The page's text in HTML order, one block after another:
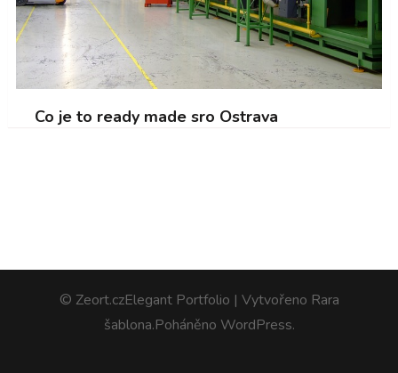
Co je to ready made sro Ostrava
© Zeort.czElegant Portfolio | Vytvořeno Rara
šablona.Poháněno WordPress.